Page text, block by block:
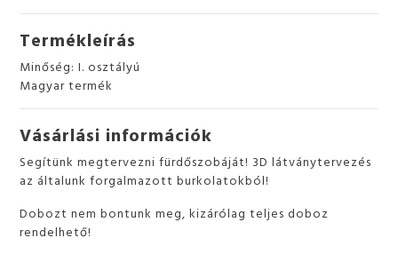
Termékleírás
Minőség: I. osztályú
Magyar termék
Vásárlási információk
Segítünk megtervezni fürdőszobáját! 3D látványtervezés
az általunk forgalmazott burkolatokból!
Dobozt nem bontunk meg, kizárólag teljes doboz
rendelhető!